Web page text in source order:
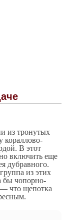
из тронутых
кораллово-
В этот
включить еще
дубравного.
из этих
бы чопорно-
— что щепотка